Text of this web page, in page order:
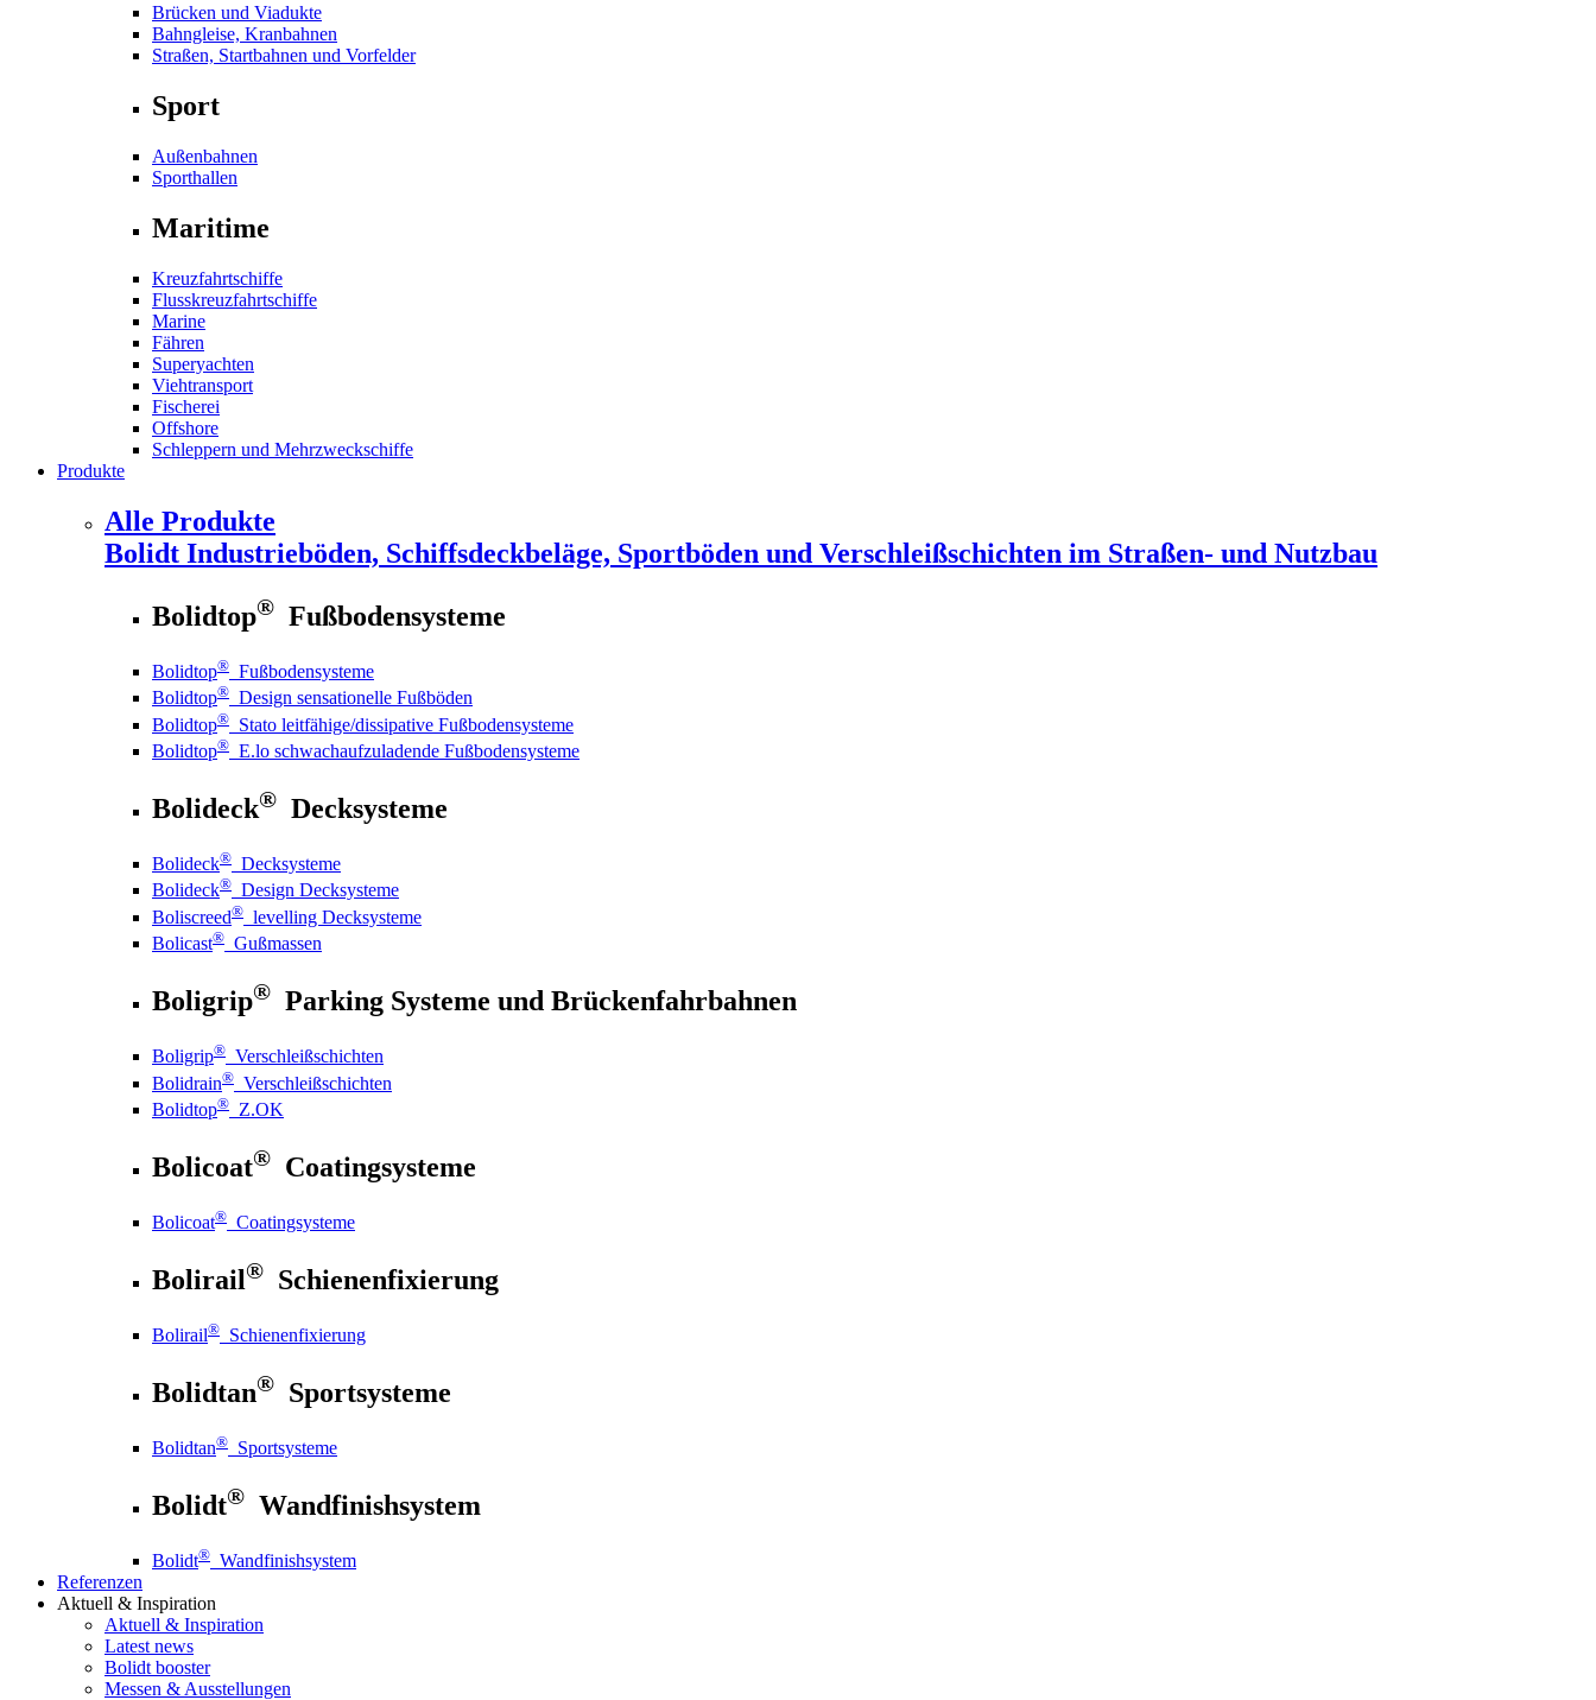
Brücken und Viadukte
Bahngleise, Kranbahnen
Straßen, Startbahnen und Vorfelder
Sport
Außenbahnen
Sporthallen
Maritime
Kreuzfahrtschiffe
Flusskreuzfahrtschiffe
Marine
Fähren
Superyachten
Viehtransport
Fischerei
Offshore
Schleppern und Mehrzweckschiffe
Produkte
Alle Produkte
Bolidt Industrieböden, Schiffsdeckbeläge, Sportböden und Verschleißschichten im Straßen- und Nutzbau
Bolidtop® Fußbodensysteme
Bolidtop® Fußbodensysteme
Bolidtop® Design sensationelle Fußböden
Bolidtop® Stato leitfähige/dissipative Fußbodensysteme
Bolidtop® E.lo schwachaufzuladende Fußbodensysteme
Bolideck® Decksysteme
Bolideck® Decksysteme
Bolideck® Design Decksysteme
Boliscreed® levelling Decksysteme
Bolicast® Gußmassen
Boligrip® Parking Systeme und Brückenfahrbahnen
Boligrip® Verschleißschichten
Bolidrain® Verschleißschichten
Bolidtop® Z.OK
Bolicoat® Coatingsysteme
Bolicoat® Coatingsysteme
Bolirail® Schienenfixierung
Bolirail® Schienenfixierung
Bolidtan® Sportsysteme
Bolidtan® Sportsysteme
Bolidt® Wandfinishsystem
Bolidt® Wandfinishsystem
Referenzen
Aktuell & Inspiration
Aktuell & Inspiration
Latest news
Bolidt booster
Messen & Ausstellungen